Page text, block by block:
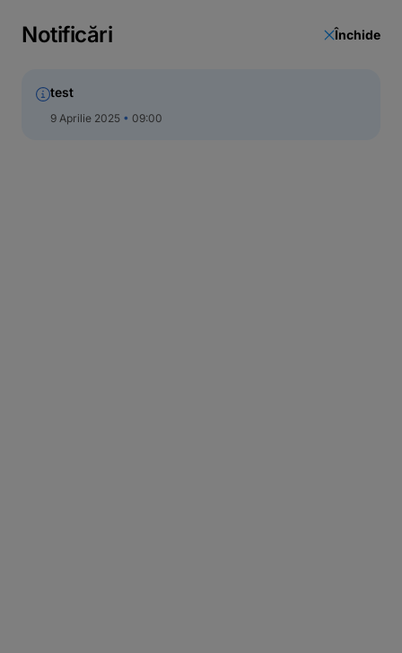
Notificări Închide
test
9 Aprilie 2025 09:00